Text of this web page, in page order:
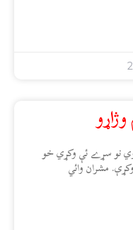
نو سړے ئې وکړي خو
مشران وائي